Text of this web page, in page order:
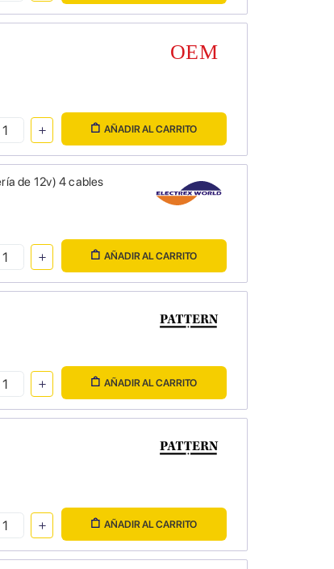
AÑADIR AL CARRITO
de 12v) 4 cables
AÑADIR AL CARRITO
AÑADIR AL CARRITO
AÑADIR AL CARRITO